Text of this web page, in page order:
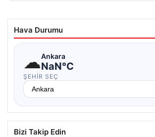
Hava Durumu
☁Ankara
NaN°C
ŞEHIR SEÇ
Bizi Takip Edin